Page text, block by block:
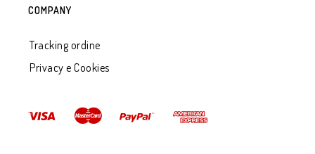
COMPANY
Tracking ordine
Privacy e Cookies